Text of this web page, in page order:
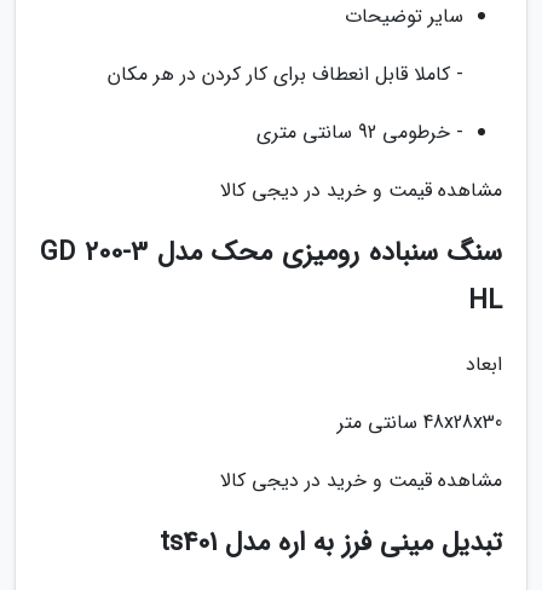
سایر توضیحات
- کاملا قابل انعطاف برای کار کردن در هر مکان
- خرطومی 92 سانتی متری
مشاهده قیمت و خرید در دیجی کالا
سنگ سنباده رومیزی محک مدل GD 200-3
HL
ابعاد
48x28x30 سانتی متر
مشاهده قیمت و خرید در دیجی کالا
تبدیل مینی فرز به اره مدل ts401